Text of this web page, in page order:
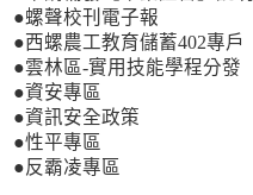
●螺聲校刊電子報
●西螺農工教育儲蓄402專戶
●雲林區-實用技能學程分發
●資安專區
●資訊安全政策
●性平專區
●反霸凌專區